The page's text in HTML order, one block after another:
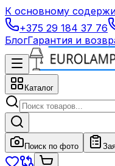
К основному
+375 29 184 37 76
БлогГарантия и
Каталог
Поиск по фото